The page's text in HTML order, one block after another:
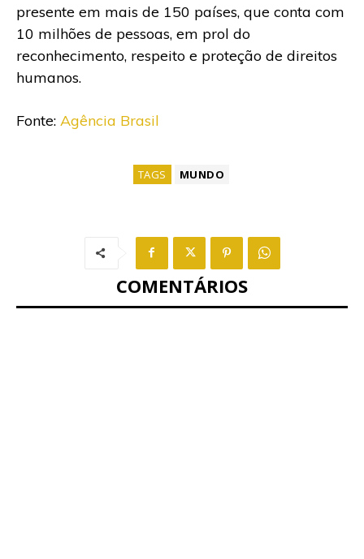
presente em mais de 150 países, que conta com
10 milhões de pessoas, em prol do
reconhecimento, respeito e proteção de direitos
humanos.
Fonte: Agência Brasil
TAGS MUNDO
COMENTÁRIOS